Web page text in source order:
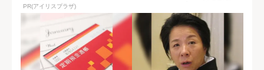
PR(アイリスプラザ)